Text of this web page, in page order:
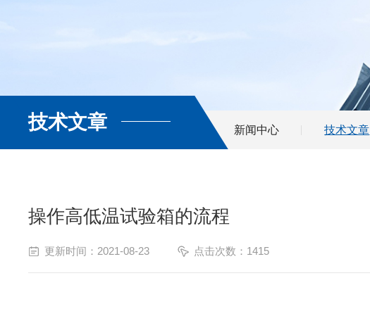
技术文章 新闻中心 技术文章
操作高低温试验箱的流程
更新时间：2021-08-23 点击次数：1415